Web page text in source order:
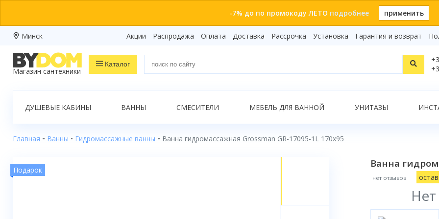
-7% до по промокоду ЛЕТО подробнее применить
Минск Акции Распродажа Оплата Доставка Рассрочка Установка Гарантия и возврат
Бренды
Магазин сантехники
Каталог
Показать все результаты
Распродажа
Ванны
ДУШЕВЫЕ КАБИНЫ ВАННЫ СМЕСИТЕЛИ МЕБЕЛЬ ДЛЯ ВАННОЙ УНИТАЗЫ
Главная Ванны Гидромассажные ванны Ванна гидромассажная Grossman GR-17095-1L 170x95
Ванна
нет отзывов
Подарок